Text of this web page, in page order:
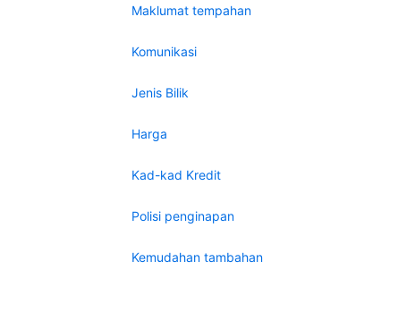
Maklumat tempahan
Komunikasi
Jenis Bilik
Harga
Kad-kad Kredit
Polisi penginapan
Kemudahan tambahan